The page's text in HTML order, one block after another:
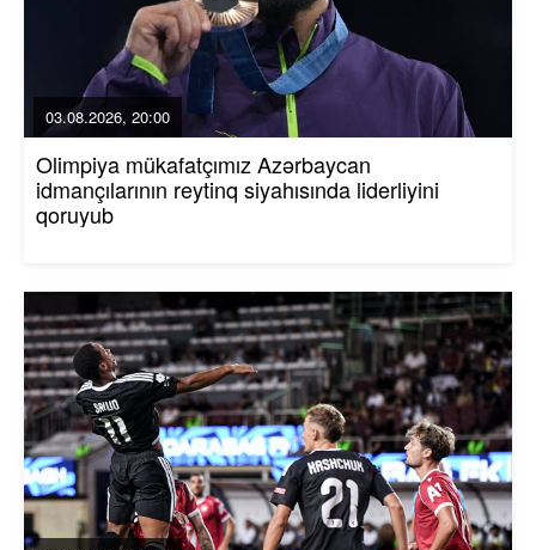
03.08.2026, 20:00
Olimpiya mükafatçımız Azərbaycan
idmançılarının reytinq siyahısında liderliyini
qoruyub